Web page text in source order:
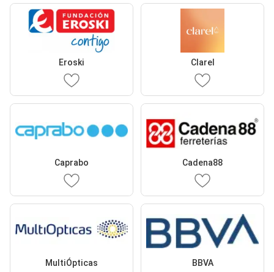
Eroski Clarel
Caprabo Cadena88
MultiÓpticas BBVA